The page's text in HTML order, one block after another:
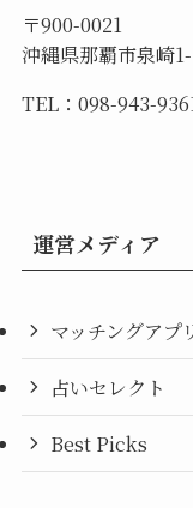
〒900-0021
沖縄県那覇市泉崎
TEL：098-943-
運営メディア
マッチングアプ
占いセレクト
Best Picks